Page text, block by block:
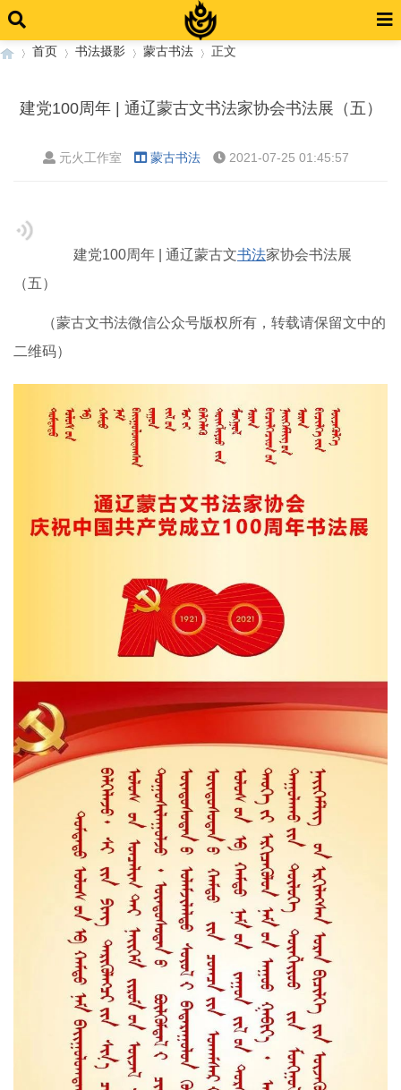
首页 书法摄影 蒙古书法 正文
建党100周年 | 通辽蒙古文书法家协会书法展（五）
元火工作室 蒙古书法 2021-07-25 01:45:57
建党100周年 | 通辽蒙古文书法家协会书法展
（五）
（蒙古文书法微信公众号版权所有，转载请保留文中的
二维码）